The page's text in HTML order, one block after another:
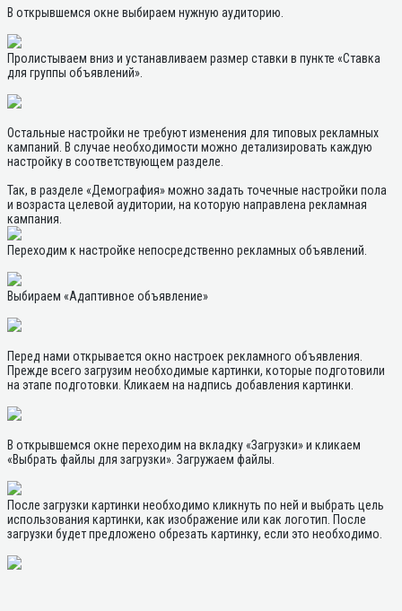
В открывшемся окне выбираем нужную аудиторию.
Пролистываем вниз и устанавливаем размер ставки в пункте «Ставка
для группы объявлений».
Остальные настройки не требуют изменения для типовых рекламных
кампаний. В случае необходимости можно детализировать каждую
настройку в соответствующем разделе.
Так, в разделе «Демография» можно задать точечные настройки пола
и возраста целевой аудитории, на которую направлена рекламная
кампания.
Переходим к настройке непосредственно рекламных объявлений.
Выбираем «Адаптивное объявление»
Перед нами открывается окно настроек рекламного объявления.
Прежде всего загрузим необходимые картинки, которые подготовили
на этапе подготовки. Кликаем на надпись добавления картинки.
В открывшемся окне переходим на вкладку «Загрузки» и кликаем
«Выбрать файлы для загрузки». Загружаем файлы.
После загрузки картинки необходимо кликнуть по ней и выбрать цель
использования картинки, как изображение или как логотип. После
загрузки будет предложено обрезать картинку, если это необходимо.